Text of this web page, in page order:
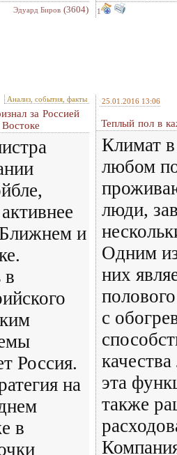
Эдуард Биров (3604) 1
Анализ, события, факты
за Россией
Ближнем и
в
Россия.
на
в
25.01.2016 13:06
Теплый пол в
Климат
любом
люди,
Одним
них
с
эта
также